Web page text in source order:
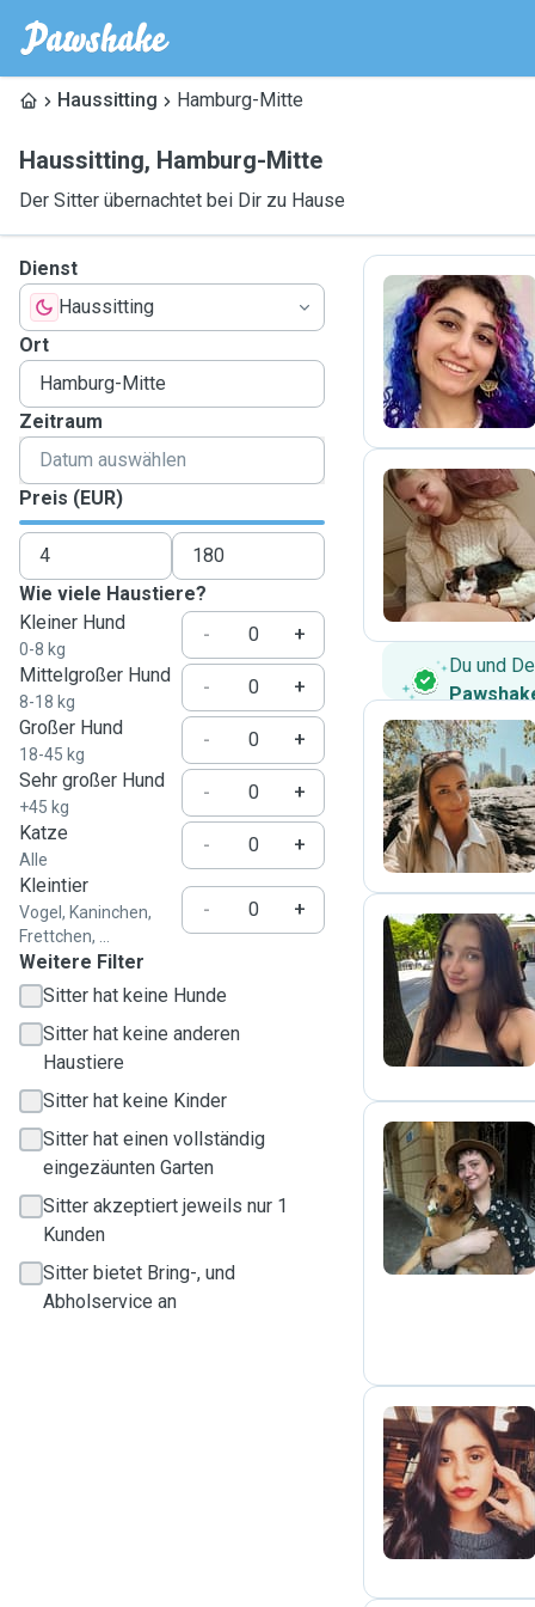
Haussitting Hamburg-Mitte
Haussitting, Hamburg-Mitte
Der Sitter übernachtet bei Dir zu Hause
Dienst
Haussitting
Ort
Zeitraum
Preis (EUR)
Wie viele Haustiere?
Kleiner Hund
0-8 kg
-
+
Mittelgroßer Hund
8-18 kg
-
+
Großer Hund
18-45 kg
-
+
Sehr großer Hund
+45 kg
-
+
Katze
Alle
-
+
Kleintier
Vogel, Kaninchen,
Frettchen, ...
- +
Weitere Filter
Sitter hat keine Hunde
Sitter hat keine anderen
Haustiere
Sitter hat keine Kinder
Sitter hat einen vollständig
eingezäunten Garten
Sitter akzeptiert jeweils nur 1
Kunden
Sitter bietet Bring-, und
Abholservice an
F
F
Du und
S
A
A
C